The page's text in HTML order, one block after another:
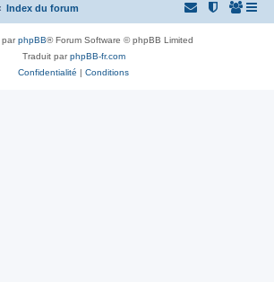
Index du forum
parphpBB® Forum Software © phpBB Limited
Traduit parphpBB-fr.com
Confidentialité | Conditions